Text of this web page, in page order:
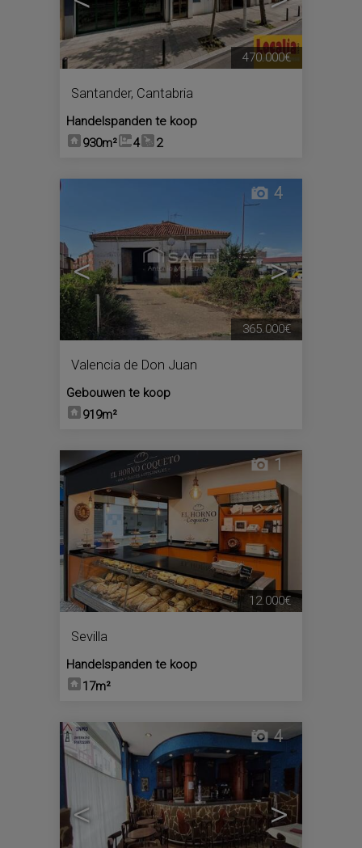
Santander, Cantabria
Handelspanden te koop
930m²
4 2
470.000€
< >
4
Valencia de Don Juan
Gebouwen te koop
919m²
365.000€
1
Sevilla
Handelspanden te koop
17m²
12.000€
< >
4